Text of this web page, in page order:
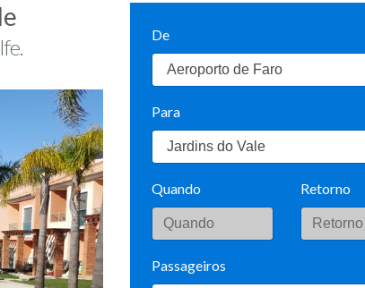
De
Para
Quando Retorno
Passageiros